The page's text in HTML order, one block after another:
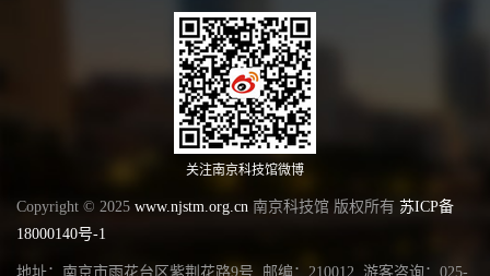
关注南京科技馆微博
Copyright © 2025 www.njstm.org.cn 南京科技馆 版权所有 苏ICP备
18000140号-1
地址：南京市雨花台区紫荆花路9号 邮编：210012 游客咨询：025-